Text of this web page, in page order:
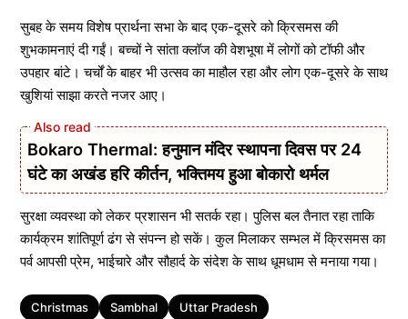
सुबह के समय विशेष प्रार्थना सभा के बाद एक-दूसरे को क्रिसमस की
शुभकामनाएं दी गईं। बच्चों ने सांता क्लॉज की वेशभूषा में लोगों को टॉफी और
उपहार बांटे। चर्चों के बाहर भी उत्सव का माहौल रहा और लोग एक-दूसरे के साथ
खुशियां साझा करते नजर आए।
Bokaro Thermal: हनुमान मंदिर स्थापना दिवस पर 24
घंटे का अखंड हरि कीर्तन, भक्तिमय हुआ बोकारो थर्मल
सुरक्षा व्यवस्था को लेकर प्रशासन भी सतर्क रहा। पुलिस बल तैनात रहा ताकि
कार्यक्रम शांतिपूर्ण ढंग से संपन्न हो सकें। कुल मिलाकर सम्भल में क्रिसमस का
पर्व आपसी प्रेम, भाईचारे और सौहार्द के संदेश के साथ धूमधाम से मनाया गया।
Tags
Christmas Sambhal Uttar Pradesh